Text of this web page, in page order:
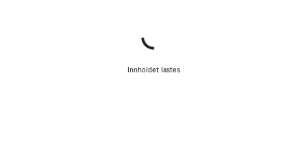
Innholdet lastes